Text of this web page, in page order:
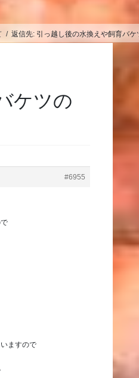
返信先: 引っ越し後の水換えや飼育バケ
ケツの
#6955
ますので